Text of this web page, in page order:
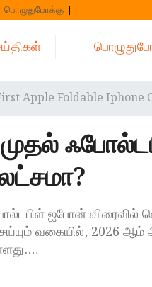
பொழுதுபோக்கு
Apple Foldable Iphone
ஐபோன் விரைவில்
வகையில், 2026